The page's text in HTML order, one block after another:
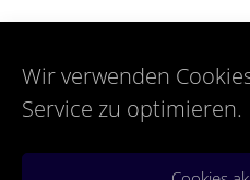
Wir verwenden
Service zu optimieren.